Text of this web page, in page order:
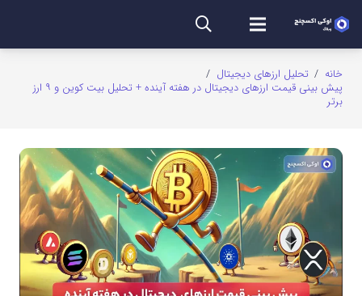
خانه / تحلیل ارزهای دیجیتال /
پیش بینی قیمت ارزهای دیجیتال در هفته آینده + تحلیل بیت کوین و ۹ ارز
برتر